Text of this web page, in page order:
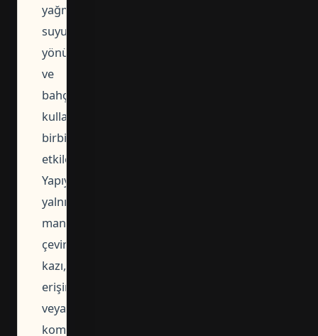
yağmur
suyu
yönü
ve
bahçe
kullanımı
birbirini
etkiler.
Yapıyı
yalnız
manzaraya
çevirmek;
kazı,
erişim
veya
komşu